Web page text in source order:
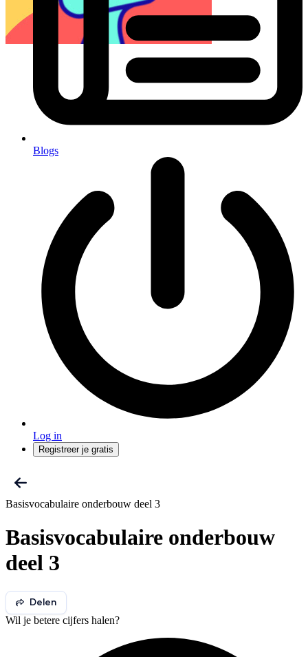
Blogs
Log in
Registreer je gratis
Basisvocabulaire onderbouw deel 3
Basisvocabulaire onderbouw
deel 3
Delen
Wil je betere cijfers halen?